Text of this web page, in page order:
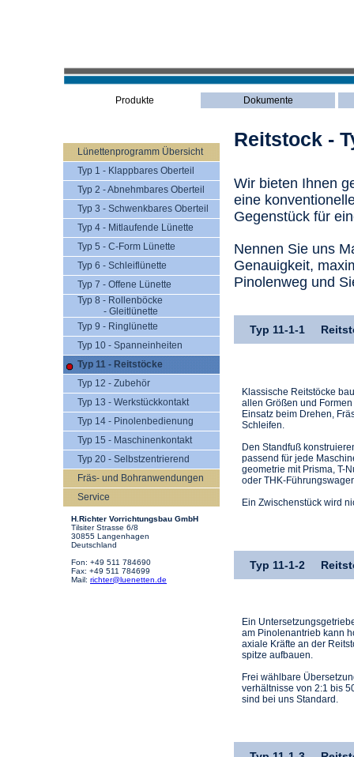
Produkte Dokumente
Lünettenprogramm Übersicht
Typ 1 - Klappbares Oberteil
Typ 2 - Abnehmbares Oberteil
Typ 3 - Schwenkbares Oberteil
Typ 4 - Mitlaufende Lünette
Typ 5 - C-Form Lünette
Typ 6 - Schleiflünette
Typ 7 - Offene Lünette
Typ 8 - Rollenböcke
- Gleitlünette
Typ 9 - Ringlünette
Typ 10 - Spanneinheiten
Typ 11 - Reitstöcke
Typ 12 - Zubehör
Typ 13 - Werkstückkontakt
Typ 14 - Pinolenbedienung
Typ 15 - Maschinenkontakt
Typ 20 - Selbstzentrierend
Fräs- und Bohranwendungen
Service
H.Richter Vorrichtungsbau GmbH
Tilsiter Strasse 6/8
30855 Langenhagen
Deutschland
Fon: +49 511 784690
Fax: +49 511 784699
Mail: richter@luenetten.de
Reitstock -
Wir bieten Ihnen
eine
Gegenstück für
Nennen Sie uns
Genauigkeit,
Pinolenweg und
Typ 11-1-1
Klassische Reitstöcke
allen Größen und
Einsatz beim Drehen,
Schleifen.
Den Standfuß
passend für jede
geometrie mit Prisma, T-
oder THK-
Ein Zwischen­stück wird
Typ 11-1-2
Ein
am Pinolen­antrieb kann
axiale Kräfte an der
spitze auf­bauen.
Frei wähl­bare
verhältnisse von 2:1 bis
sind bei uns Standard.